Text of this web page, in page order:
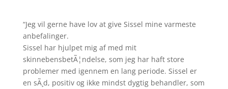
“Jeg vil gerne have lov at give Sissel mine varmeste
anbefalinger.
Sissel har hjulpet mig af med mit
skinnebensbetÃ¦ndelse, som jeg har haft store
problemer med igennem en lang periode. Sissel er
en sÃ¸d, positiv og ikke mindst dygtig behandler, som